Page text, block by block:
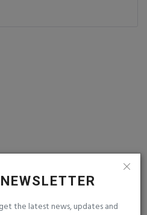
the latest news, updates and